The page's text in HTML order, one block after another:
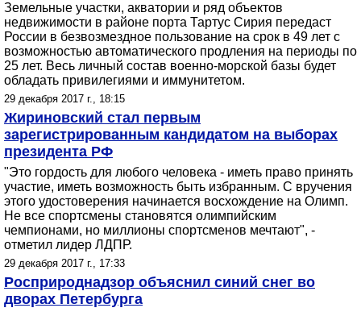
Земельные участки, акватории и ряд объектов
недвижимости в районе порта Тартус Сирия передаст
России в безвозмездное пользование на срок в 49 лет с
возможностью автоматического продления на периоды по
25 лет. Весь личный состав военно-морской базы будет
обладать привилегиями и иммунитетом.
29 декабря 2017 г., 18:15
Жириновский стал первым
зарегистрированным кандидатом на выборах
президента РФ
"Это гордость для любого человека - иметь право принять
участие, иметь возможность быть избранным. С вручения
этого удостоверения начинается восхождение на Олимп.
Не все спортсмены становятся олимпийским
чемпионами, но миллионы спортсменов мечтают", -
отметил лидер ЛДПР.
29 декабря 2017 г., 17:33
Росприроднадзор объяснил синий снег во
дворах Петербурга